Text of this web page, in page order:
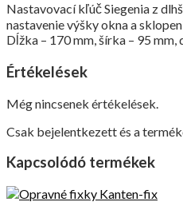
Nastavovací kľúč Siegenia z
nastavenie výšky okna a
Dĺžka – 170 mm, šírka – 95 mm,
Értékelések
Még nincsenek értékelések.
Csak bejelentkezett és a
Kapcsolódó termékek